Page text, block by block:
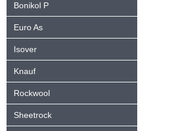
Bonikol P
Euro As
Isover
Knauf
Rockwool
Sheetrock